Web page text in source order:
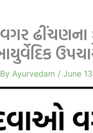
ઢીંચણના
Ayurvedam / June